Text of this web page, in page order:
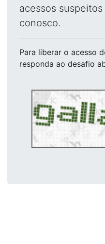
acessos
conosco.
Para liberar o acesso
responda ao desafio